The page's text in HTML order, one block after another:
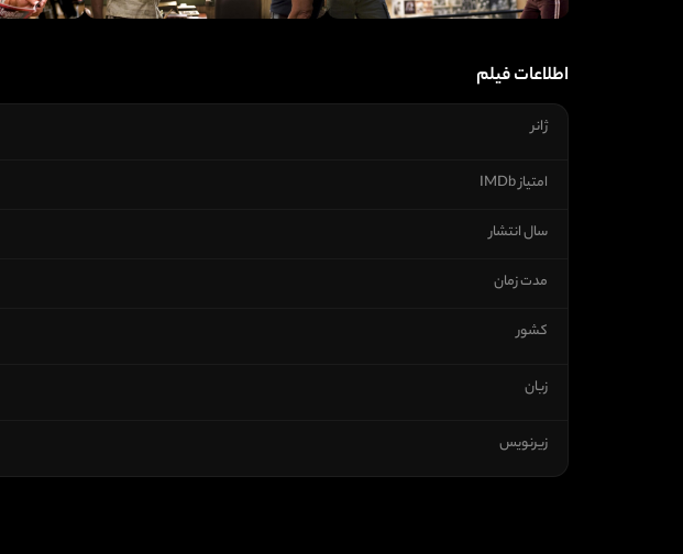
اطلاعات فیلم
ژانر
امتیاز IMDb
سال انتشار
مدت زمان
کشور
زبان
زیرنویس